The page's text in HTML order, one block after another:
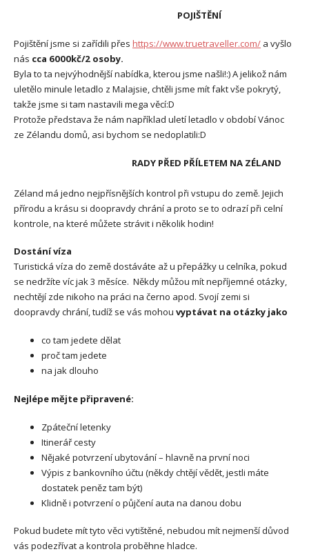
POJIŠTĚNÍ
Pojištění jsme si zařídili přes https://www.truetraveller.com/ a vyšlo
nás cca 6000kč/2 osoby.
Byla to ta nejvýhodnější nabídka, kterou jsme našli!:) A jelikož nám
uletělo minule letadlo z Malajsie, chtěli jsme mít fakt vše pokrytý,
takže jsme si tam nastavili mega věcí:D
Protože představa že nám například uletí letadlo v období Vánoc
ze Zélandu domů, asi bychom se nedoplatili:D
RADY PŘED PŘÍLETEM NA ZÉLAND
Zéland má jedno nejpřísnějších kontrol při vstupu do země. Jejich
přírodu a krásu si doopravdy chrání a proto se to odrazí při celní
kontrole, na které můžete strávit i několik hodin!
Dostání víza
Turistická víza do země dostáváte až u přepážky u celníka, pokud
se nedržíte víc jak 3 měsíce. Někdy můžou mít nepříjemné otázky,
nechtějí zde nikoho na práci na černo apod. Svojí zemi si
doopravdy chrání, tudíž se vás mohou vyptávat na otázky jako
co tam jedete dělat
proč tam jedete
na jak dlouho
Nejlépe mějte připravené:
Zpáteční letenky
Itinerář cesty
Nějaké potvrzení ubytování – hlavně na první noci
Výpis z bankovního účtu (někdy chtějí vědět, jestli máte
dostatek peněz tam být)
Klidně i potvrzení o půjčení auta na danou dobu
Pokud budete mít tyto věci vytištěné, nebudou mít nejmenší důvod
vás podezřívat a kontrola proběhne hladce.